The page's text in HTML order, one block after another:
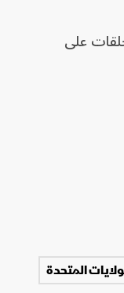
المسلسل المكون من ‌8 حلقات على
المتحدة